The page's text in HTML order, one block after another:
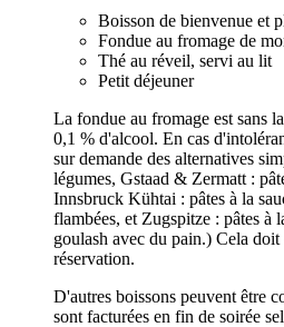
Boisson de bienvenue et
Fondue au fromage de
Thé au réveil, servi au lit
Petit déjeuner
La fondue au fromage est sans
0,1 % d'alcool. En cas
sur demande des alternatives
légumes, Gstaad & Zermatt :
Innsbruck Kühtai : pâtes à la
flambées, et Zugspitze : pâtes à
goulash avec du pain.) Cela doit
réservation.
D'autres boissons peuvent être
sont facturées en fin de soirée